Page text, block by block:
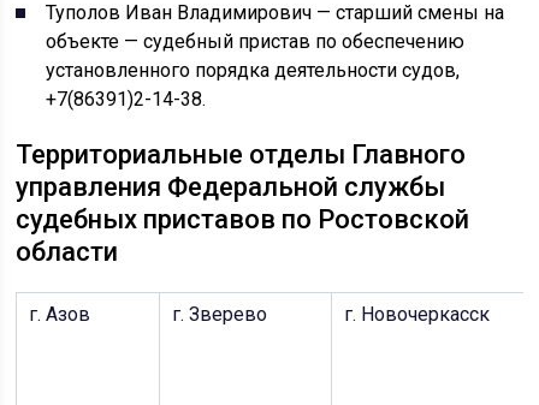
Туполов Иван Владимирович — старший смены на
объекте — судебный пристав по обеспечению
установленного порядка деятельности судов,
+7(86391)2-14-38.
Территориальные отделы Главного
управления Федеральной службы
судебных приставов по Ростовской
области
г. Азов г. Зверево г. Новочеркасск